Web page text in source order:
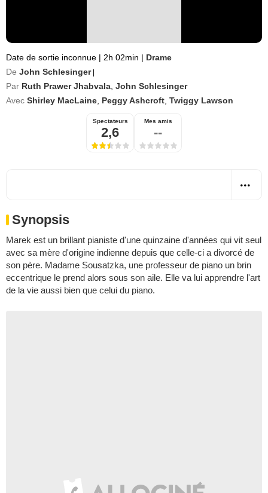
Date de sortie inconnue | 2h 02min | Drame
De John Schlesinger
Par Ruth Prawer Jhabvala John Schlesinger
Avec Shirley MacLaine Peggy Ashcroft Twiggy Lawson
Spectateurs
2,6
Mes amis
--
Synopsis
Marek est un brillant pianiste d'une quinzaine d'années qui vit seul
avec sa mère d'origine indienne depuis que celle-ci a divorcé de
son père. Madame Sousatzka, une professeur de piano un brin
eccentrique le prend alors sous son aile. Elle va lui apprendre l'art
de la vie aussi bien que celui du piano.